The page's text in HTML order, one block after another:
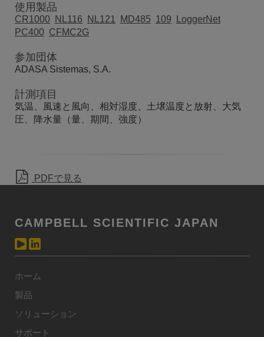
使用製品
CR1000 NL116 NL121 MD485 109
LoggerNet
PC400 CFMC2G
参加団体
ADASA Sistemas, S.A.
計測項目
気温、風速と風向、相対湿度、土壌温度と放射、大気
圧、降水量（量、期間、強度）
PDFで見る
CAMPBELL SCIENTIFIC JAPAN
ホーム
製品
ソリューション
サポート